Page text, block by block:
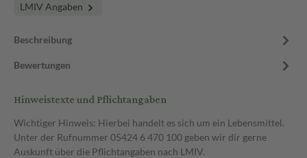
LMIV Angaben
Beschreibung
Bewertungen
Hinweistexte und Pflichtangaben
Wichtiger Hinweis: Hierbei handelt es sich um ein Lebensmittel.
Unter der Rufnummer 05424 6 470 100 geben wir dir gerne
Auskunft über die Pflichtangaben nach LMIV.